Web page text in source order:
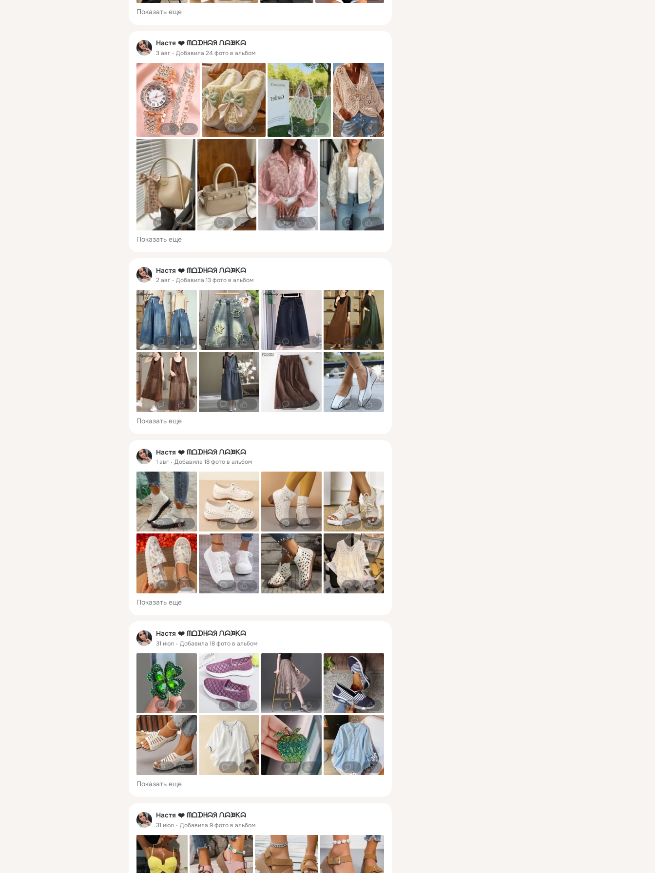
Показать еще
Настя ❤️ ᗰᗝᗪᕼᗣᖆ ᙁᗣᙖᏦᗣ
3 авг Добавила 24 фото в альбом
0 0 0 0
0 0 0 0 0
Показать еще
Настя ❤️ ᗰᗝᗪᕼᗣᖆ ᙁᗣᙖᏦᗣ
2 авг Добавила 13 фото в альбом
0 0 0 0 0
0 0 0 0
Показать еще
Настя ❤️ ᗰᗝᗪᕼᗣᖆ ᙁᗣᙖᏦᗣ
1 авг Добавила 18 фото в альбом
0 0 0 0 0 0
1 0 0 0 0 0 0
Показать еще
Настя ❤️ ᗰᗝᗪᕼᗣᖆ ᙁᗣᙖᏦᗣ
31 июл Добавила 18 фото в альбом
0 0 0
0 2 0 1 0 1 0 0
Показать еще
Настя ❤️ ᗰᗝᗪᕼᗣᖆ ᙁᗣᙖᏦᗣ
31 июл Добавила 9 фото в альбом